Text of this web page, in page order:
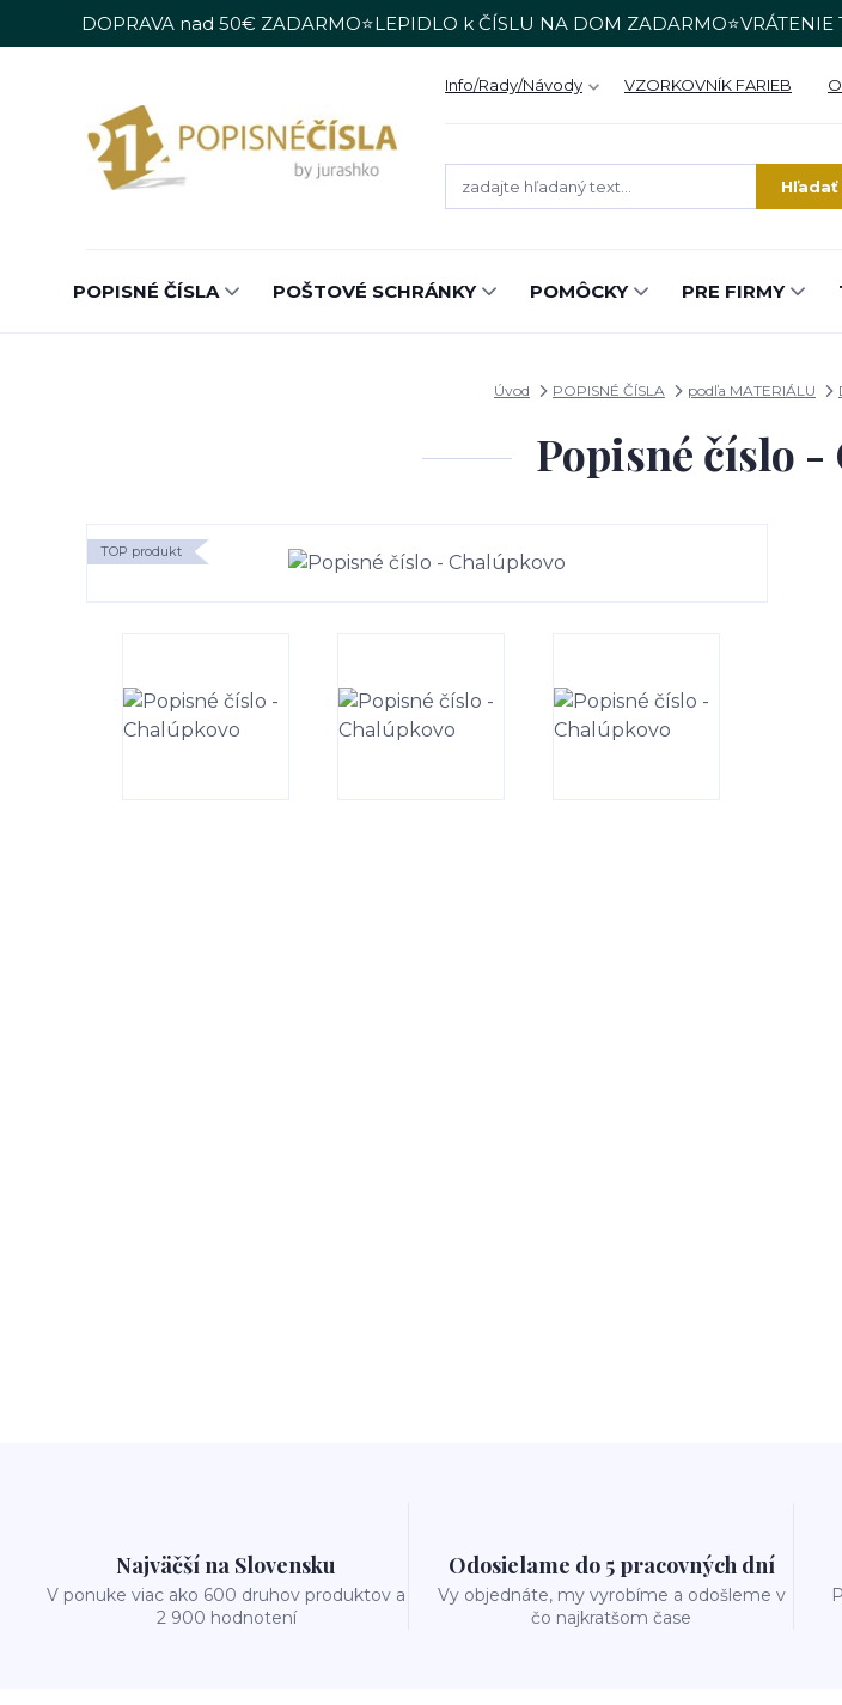
DOPRAVA nad 50€ ZADARMO⭐LEPIDLO k ČÍSLU NA DOM
Info/Rady/Návody VZORKOVNÍK FARIEB
Hľadať
POPISNÉ ČÍSLA POŠTOVÉ SCHRÁNKY POMÔCKY PRE FIRMY
Úvod POPISNÉ ČÍSLA podľa MATERIÁLU
Popisné číslo -
TOP produkt
Najväčší na Slovensku
V ponuke viac ako 600 druhov produktov a
2 900 hodnotení
Odosielame do 5 pracovných dní
Vy objednáte, my vyrobíme a odošleme v
čo najkratšom čase